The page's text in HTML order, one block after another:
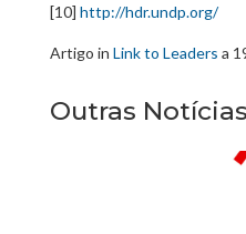
[10] http://hdr.undp.org/
Artigo in Link to Leaders a
Outras Notícias